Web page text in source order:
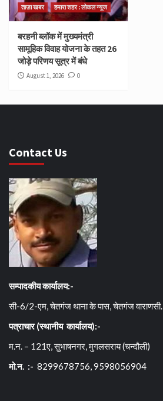
ताज़ा खबर हमारा शहर : लोकल न्यूज
बरहनी ब्लॉक में मुख्यमंत्री
सामूहिक विवाह योजना के तहत 26
जोड़े परिणय सूत्र में बंधे
August 1, 2026 0
Contact Us
सम्पादकीय कार्यालय:-
सी-6/2-एम, चेतगंज थाना के पास, चेतगंज वाराणसी.
पत्राचार (स्थानीय कार्यालय):-
म.न. – 121ए, सुभाषनगर, मुगलसराय (चन्दौली)
मो.न. :- 8299678756, 9598056904